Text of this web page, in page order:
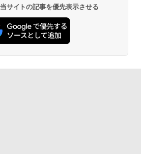
サイトの記事を優先表示させる